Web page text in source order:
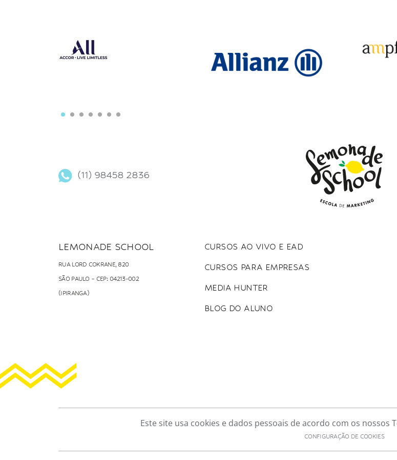
(11) 98458 2836
LEMONADE SCHOOL
RUA LORD COKRANE, 820
SÃO PAULO – CEP: 04213-002
(IPIRANGA)
CURSOS AO VIVO E EAD
CURSOS PARA EMPRESAS
MEDIA HUNTER
BLOG DO ALUNO
Este site usa cookies e dados pessoais de acordo com os nossos
CONFIGURAÇÃO DE COOKIES